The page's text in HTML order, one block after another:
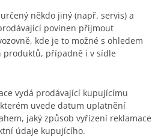
někdo jiný (např. servis) a
povinen přijmout
kde je to možné s ohledem
produktů, případně i v sídle
vydá prodávající kupujícímu
uvede datum uplatnění
jaký způsob vyřízení reklamace
údaje kupujícího.